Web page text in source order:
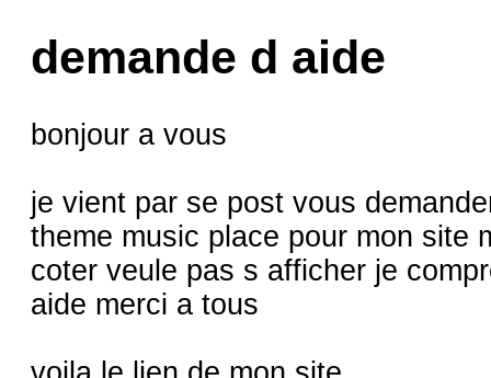
demande d aide
bonjour a vous
je vient par se post vous
theme music place pour mon site
coter veule pas s afficher je
aide merci a tous